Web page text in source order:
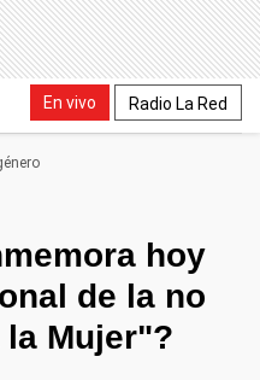
En vivo Radio La Red
hoy
de la no
Mujer"?